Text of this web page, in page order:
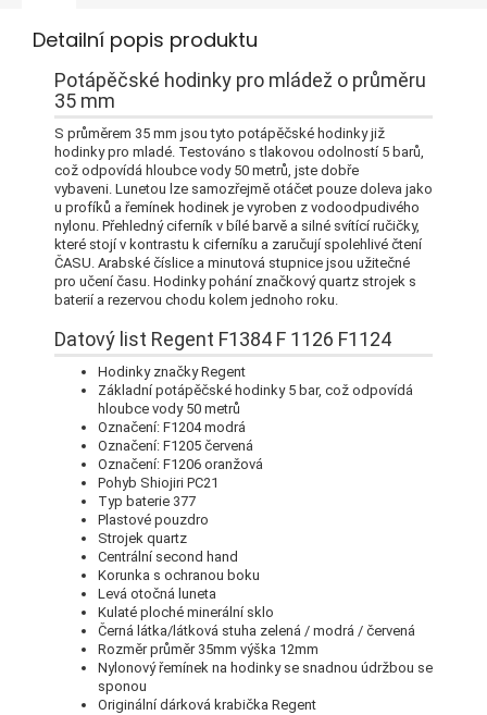
Detailní popis produktu
Potápěčské hodinky pro mládež o průměru
35 mm
S průměrem 35 mm jsou tyto potápěčské hodinky již
hodinky pro mladé. Testováno s tlakovou odolností 5 barů,
což odpovídá hloubce vody 50 metrů, jste dobře
vybaveni. Lunetou lze samozřejmě otáčet pouze doleva jako
u profíků a řemínek hodinek je vyroben z vodoodpudivého
nylonu. Přehledný ciferník v bílé barvě a silné svítící ručičky,
které stojí v kontrastu k ciferníku a zaručují spolehlivé čtení
ČASU. Arabské číslice a minutová stupnice jsou užitečné
pro učení času. Hodinky pohání značkový quartz strojek s
baterií a rezervou chodu kolem jednoho roku.
Datový list Regent F1384 F 1126 F1124
Hodinky značky Regent
Základní potápěčské hodinky 5 bar, což odpovídá
hloubce vody 50 metrů
Označení: F1204 modrá
Označení: F1205 červená
Označení: F1206 oranžová
Pohyb Shiojiri PC21
Typ baterie 377
Plastové pouzdro
Strojek quartz
Centrální second hand
Korunka s ochranou boku
Levá otočná luneta
Kulaté ploché minerální sklo
Černá látka/látková stuha zelená / modrá / červená
Rozměr průměr 35mm výška 12mm
Nylonový řemínek na hodinky se snadnou údržbou se
sponou
Originální dárková krabička Regent